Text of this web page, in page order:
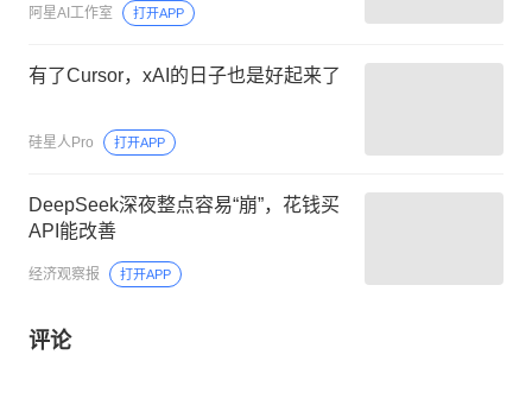
阿星AI工作室 打开APP
有了Cursor，xAI的日子也是好起来了
硅星人Pro 打开APP
DeepSeek深夜整点容易“崩”，花钱买
API能改善
经济观察报 打开APP
评论